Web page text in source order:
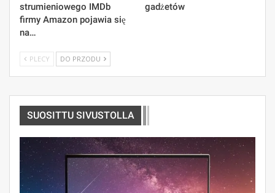
strumieniowego IMDb
firmy Amazon pojawia się
na…
gadżetów
PLECY DO PRZODU
SUOSITTU SIVUSTOLLA